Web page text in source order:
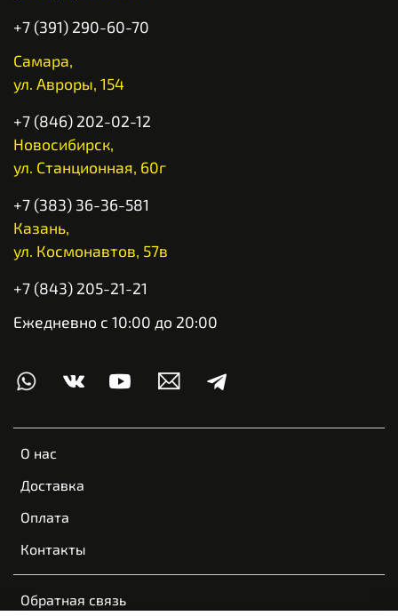
О нас
Доставка
Оплата
Контакты
Обратная связь
+7 (391) 290-60-70
Самара,
ул. Авроры, 154
+7 (846) 202-02-12
Новосибирск,
ул. Станционная, 60г
+7 (383) 36-36-581
Казань,
ул. Космонавтов, 57в
+7 (843) 205-21-21
Ежедневно с 10:00 до 20:00